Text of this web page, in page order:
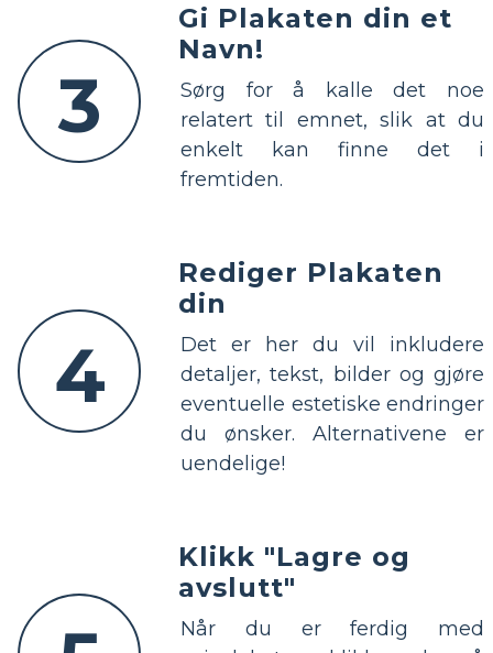
3
Gi Plakaten din et
Navn!
Sørg for å kalle det noe
relatert til emnet, slik at du
enkelt kan finne det i
fremtiden.
4
Rediger Plakaten
din
Det er her du vil inkludere
detaljer, tekst, bilder og gjøre
eventuelle estetiske endringer
du ønsker. Alternativene er
uendelige!
Klikk "Lagre og
avslutt"
Når du er ferdig med